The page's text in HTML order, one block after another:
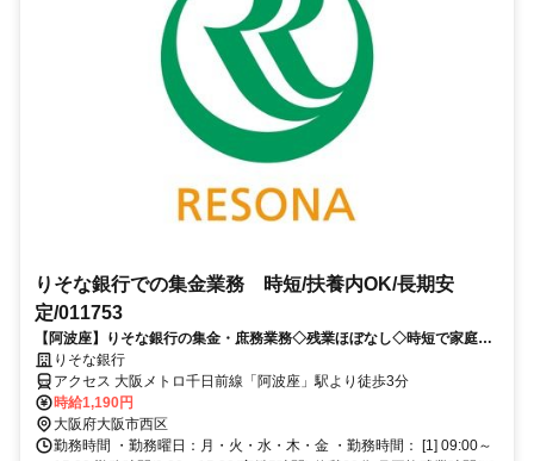
りそな銀行での集金業務 時短/扶養内OK/長期安
定/011753
【阿波座】りそな銀行の集金・庶務業務◇残業ほぼなし◇時短で家庭と
両立◇長期安定◇交通費支給あり
りそな銀行
アクセス 大阪メトロ千日前線「阿波座」駅より徒歩3分
時給1,190円
大阪府大阪市西区
勤務時間 ・勤務曜日：月・火・水・木・金 ・勤務時間： [1] 09:00～